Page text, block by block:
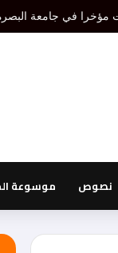
المسرح فتدرس الكل
نصوص موسوعة